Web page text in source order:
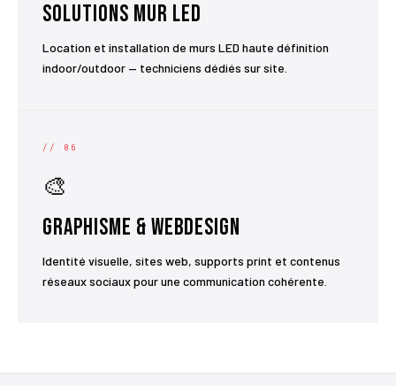
Solutions Mur LED
Location et installation de murs LED haute définition
indoor/outdoor — techniciens dédiés sur site.
// 06
🎨
Graphisme & Webdesign
Identité visuelle, sites web, supports print et contenus
réseaux sociaux pour une communication cohérente.